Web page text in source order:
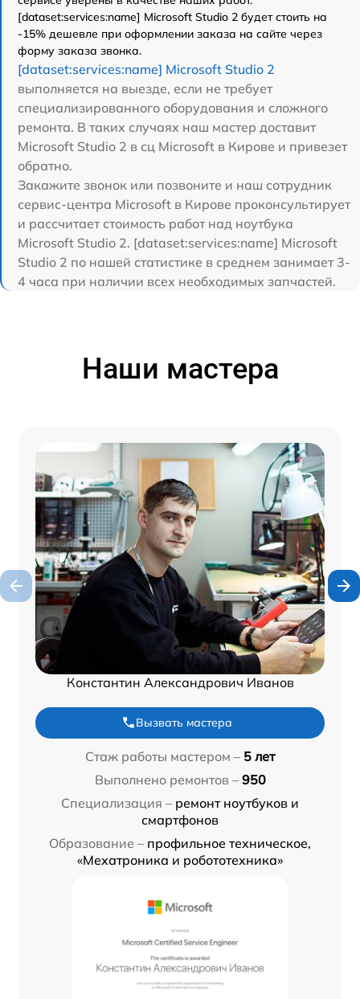
[dataset:services:name] Microsoft Studio 2 будет стоить на
-15% дешевле при оформлении заказа на сайте через
форму заказа звонка.
[dataset:services:name] Microsoft Studio 2
выполняется на выезде, если не требует
специализированного оборудования и сложного
ремонта. В таких случаях наш мастер доставит
Microsoft Studio 2 в сц Microsoft в Кирове и привезет
обратно.
Закажите звонок или позвоните и наш сотрудник
сервис-центра Microsoft в Кирове проконсультирует
и рассчитает стоимость работ над ноутбука
Microsoft Studio 2. [dataset:services:name] Microsoft
Studio 2 по нашей статистике в среднем занимает 3-
4 часа при наличии всех необходимых запчастей.
Наши мастера
Константин Александрович Иванов
Вызвать мастера
Стаж работы мастером – 5 лет
Выполнено ремонтов – 950
Специализация – ремонт ноутбуков и
смартфонов
Образование – профильное техническое,
«Мехатроника и робототехника»